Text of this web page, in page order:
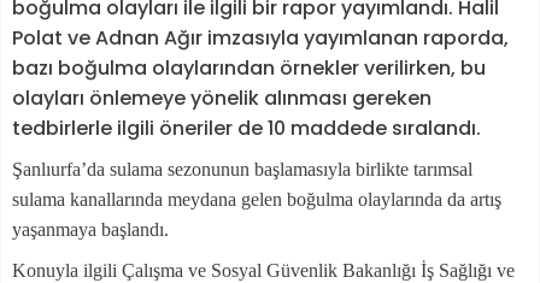
boğulma olayları ile ilgili bir rapor yayımlandı. Halil
Polat ve Adnan Ağır imzasıyla yayımlanan raporda,
bazı boğulma olaylarından örnekler verilirken, bu
olayları önlemeye yönelik alınması gereken
tedbirlerle ilgili öneriler de 10 maddede sıralandı.
Şanlıurfa’da sulama sezonunun başlamasıyla birlikte tarımsal
sulama kanallarında meydana gelen boğulma olaylarında da artış
yaşanmaya başlandı.
Konuyla ilgili Çalışma ve Sosyal Güvenlik Bakanlığı İş Sağlığı ve